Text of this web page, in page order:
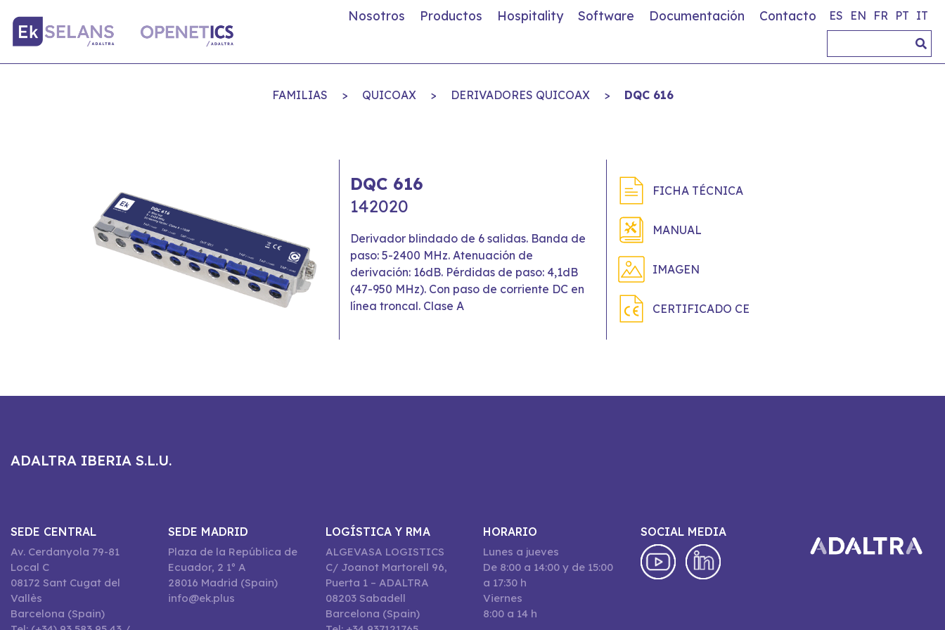
Nosotros Productos Hospitality Software Documentación Contacto ES EN FR PT IT
FAMILIAS > QUICOAX > DERIVADORES QUICOAX > DQC 616
DQC 616
142020
Derivador blindado de 6 salidas. Banda de
paso: 5-2400 MHz. Atenuación de
derivación: 16dB. Pérdidas de paso: 4,1dB
(47-950 MHz). Con paso de corriente DC en
línea troncal. Clase A
FICHA TÉCNICA
MANUAL
IMAGEN
CERTIFICADO CE
ADALTRA IBERIA S.L.U.
SEDE CENTRAL
Av. Cerdanyola 79-81
Local C
08172 Sant Cugat del
Vallès
Barcelona (Spain)
SEDE MADRID
Plaza de la República de
Ecuador, 2 1º A
28016 Madrid (Spain)
info@ek.plus
LOGÍSTICA Y RMA
ALGEVASA LOGISTICS
C/ Joanot Martorell 96,
Puerta 1 – ADALTRA
08203 Sabadell
Barcelona (Spain)
HORARIO
Lunes a jueves
De 8:00 a 14:00 y de 15:00
a 17:30 h
Viernes
8:00 a 14 h
SOCIAL MEDIA